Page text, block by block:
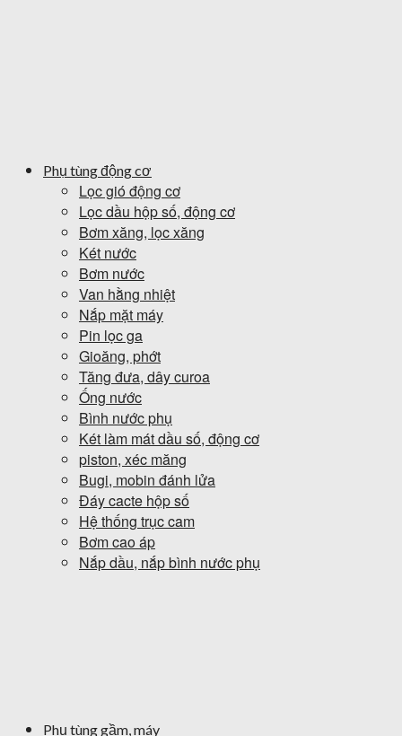
Phụ tùng động cơ
Lọc gió động cơ
Lọc dầu hộp số, động cơ
Bơm xăng, lọc xăng
Két nước
Bơm nước
Van hằng nhiệt
Nắp mặt máy
Pin lọc ga
Gioăng, phớt
Tăng đưa, dây curoa
Ống nước
Bình nước phụ
Két làm mát dầu số, động cơ
piston, xéc măng
Bugi, mobin đánh lửa
Đáy cacte hộp số
Hệ thống trục cam
Bơm cao áp
Nắp dầu, nắp bình nước phụ
Phụ tùng gầm, máy